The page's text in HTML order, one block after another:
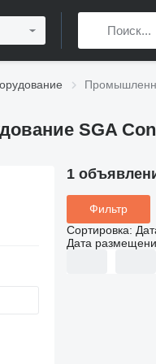
SGA
1
Фильтр
Сортировка:
Дата